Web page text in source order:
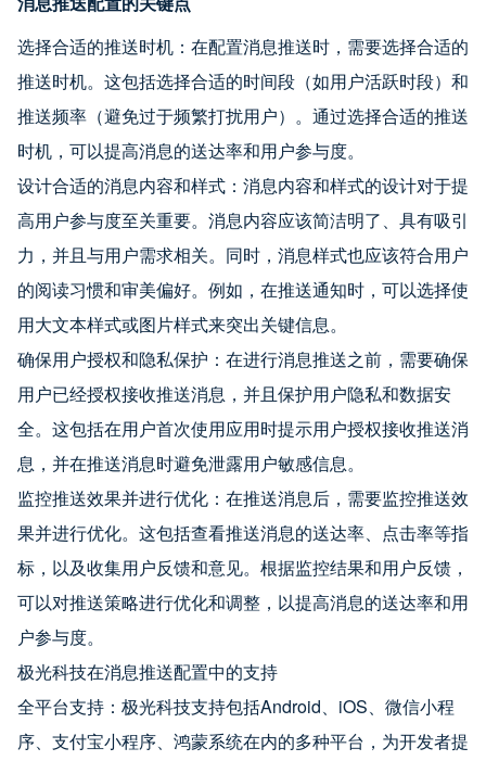
选择合适的推送时机：在配置消息推送时，需要选择合适的
推送时机。这包括选择合适的时间段（如用户活跃时段）和
推送频率（避免过于频繁打扰用户）。通过选择合适的推送
时机，可以提高消息的送达率和用户参与度。
设计合适的消息内容和样式：消息内容和样式的设计对于提
高用户参与度至关重要。消息内容应该简洁明了、具有吸引
力，并且与用户需求相关。同时，消息样式也应该符合用户
的阅读习惯和审美偏好。例如，在推送通知时，可以选择使
用大文本样式或图片样式来突出关键信息。
确保用户授权和隐私保护：在进行消息推送之前，需要确保
用户已经授权接收推送消息，并且保护用户隐私和数据安
全。这包括在用户首次使用应用时提示用户授权接收推送消
息，并在推送消息时避免泄露用户敏感信息。
监控推送效果并进行优化：在推送消息后，需要监控推送效
果并进行优化。这包括查看推送消息的送达率、点击率等指
标，以及收集用户反馈和意见。根据监控结果和用户反馈，
可以对推送策略进行优化和调整，以提高消息的送达率和用
户参与度。
极光科技在消息推送配置中的支持
全平台支持：极光科技支持包括Android、iOS、微信小程
序、支付宝小程序、鸿蒙系统在内的多种平台，为开发者提